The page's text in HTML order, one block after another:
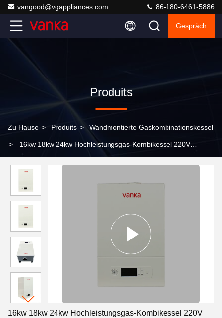
vangood@vgappliances.com 86-180-6461-5886
Gespräch
Produits
Zu Hause > Produits > Wandmontierte Gaskombinationskessel
> 16kw 18kw 24kw Hochleistungsgas-Kombikessel 220V
16kw 18kw 24kw Hochleistungsgas-Kombikessel 220V